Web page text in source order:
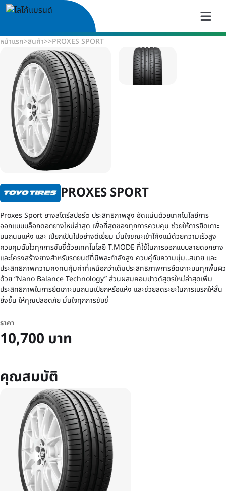
หน้าแรก>สินค้า>>PROXES SPORT
PROXES SPORT
Proxes Sport ยางสไตร์สปอร์ต ประสิทธิภาพสูง อัดแน่นด้วยเทคโนโลยีการ
ออกแบบบล็อกดอกยางใหม่ล่าสุด เพื่อที่สุดของทุกการควบคุม ช่วยให้การยึดเกาะ
บนถนนแห้ง และ เปียกเป็นไปอย่างดีเยี่ยม มั่นใจขณะเข้าโค้งแม้ด้วยความเร็วสูง
ควบคุมฉับไวทุกการขับขี่ด้วยเทคโนโลยี T.MODE ที่ใช้ในการออกแบบลายดอกยาง
และโครงสร้างยางสำหรับรถยนต์ที่มีพละกำลังสูง ควบคู่กับความนุ่ม..สบาย และ
ประสิทธิภาพความคงทนคุ้มค่าที่เหนือกว่าเต็มประสิทธิภาพการยึดเกาะบนทุกพื้นผิว
ด้วย “Nano Balance Technology” ส่วนผสมคอมปาวด์สูตรใหม่ล่าสุดเพิ่ม
ประสิทธิภาพในการยึดเกาะบนถนนเปียกหรือแห้ง และช่วยลดระยะในการเบรกให้สั้น
ยิ่งขึ้น ให้คุณปลอดภัย มั่นใจทุกการขับขี่
ราคา
10,700 บาท
คุณสมบัติ